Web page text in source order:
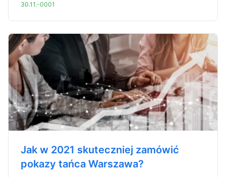
30.11.-0001
Jak w 2021 skuteczniej zamówić
pokazy tańca Warszawa?